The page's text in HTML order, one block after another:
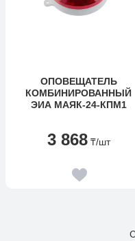
ОПОВЕЩАТЕЛЬ
КОМБИНИРОВАННЫЙ
ЭИА МАЯК-24-КПМ1
3 868 ₸/шт